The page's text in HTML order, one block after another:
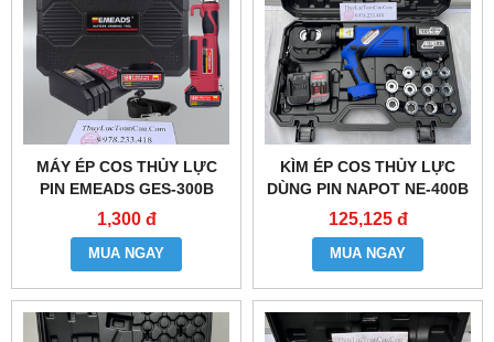
MÁY ÉP COS THỦY LỰC
PIN EMEADS GES-300B
1,300 đ
MUA NGAY
KÌM ÉP COS THỦY LỰC
DÙNG PIN NAPOT NE-400B
125,125 đ
MUA NGAY